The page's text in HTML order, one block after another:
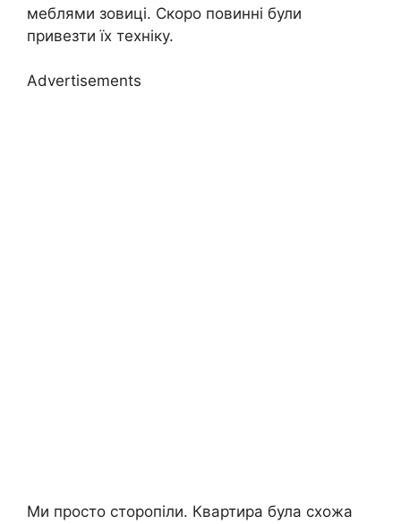
меблями зовиці. Скоро повинні були
привезти їх техніку.
Advertisements
Ми просто сторопіли. Квартира була схожа